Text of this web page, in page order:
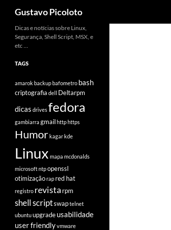
Pular
conteúdo
Gustavo Picoloto
Dicas e notícias sobre Linux,
Segurança, Shell Script, MSX, e
etc …
TAGS
amarokbackupbafometro bash
criptografia dell Deltarpm
dicas drivesfedora
gambiarra gmailhttphttps
Humorkagarkde
Linux mapa mcdonalds
microsoftntpopenssl
otimizaçãorap red hat
registro revista rpm
shell scriptswaptelnet
ubuntuupgradeusabilidade
user friendlyvmware